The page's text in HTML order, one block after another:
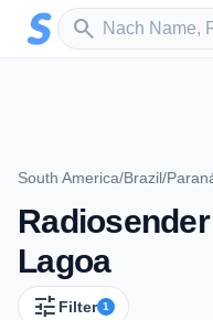
Zum Hauptinhalt springen
search
Sender suchen
South America/Brazil/
Lagoa
tune Filter 1